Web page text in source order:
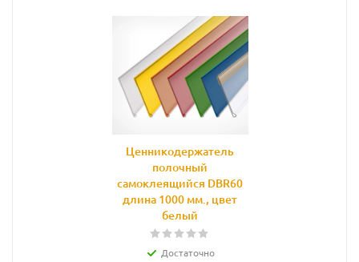
Ценникодержатель
полочный
самоклеящийся DBR60
длина 1000 мм., цвет
белый
Достаточно